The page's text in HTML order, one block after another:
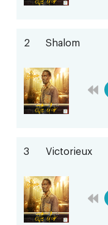
2 Shalom
3 Victorieux